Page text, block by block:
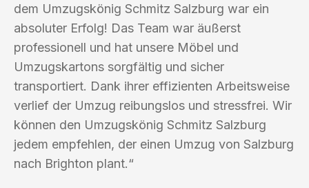
dem Umzugskönig Schmitz Salzburg war ein
absoluter Erfolg! Das Team war äußerst
professionell und hat unsere Möbel und
Umzugskartons sorgfältig und sicher
transportiert. Dank ihrer effizienten Arbeitsweise
verlief der Umzug reibungslos und stressfrei. Wir
können den Umzugskönig Schmitz Salzburg
jedem empfehlen, der einen Umzug von Salzburg
nach Brighton plant.“